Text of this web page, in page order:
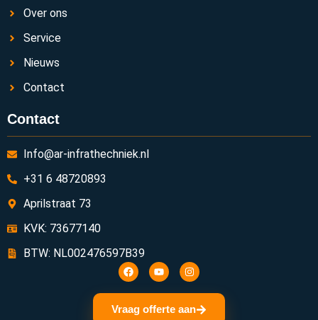
Over ons
Service
Nieuws
Contact
Contact
Info@ar-infrathechniek.nl
+31 6 48720893
Aprilstraat 73
KVK: 73677140
BTW: NL002476597B39
Vraag offerte aan